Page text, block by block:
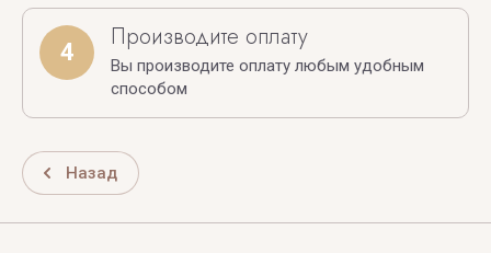
4 Производите оплату
Вы производите оплату любым удобным
способом
Назад